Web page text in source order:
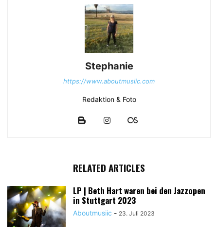
Stephanie
https://www.aboutmusiic.com
Redaktion & Foto
RELATED ARTICLES
LP | Beth Hart waren bei den Jazzopen
in Stuttgart 2023
Aboutmusiic - 23. Juli 2023